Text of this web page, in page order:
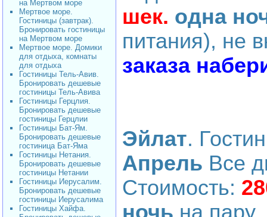
на Мертвом море
Мертвое море.
Гостиницы (завтрак).
Бронировать гостиницы
на Мертвом море
Мертвое море. Домики
для отдыха, комнаты
для отдыха
Гостиницы Тель-Авив.
Бронировать дешевые
гостиницы Тель-Авива
Гостиницы Герцлия.
Бронировать дешевые
гостиницы Герцлии
Гостиницы Бат-Ям.
Бронировать дешевые
гостиница Бат-Яма
Гостиницы Нетания.
Бронировать дешевые
гостиницы Нетании
Гостиницы Иерусалим.
Бронировать дешевые
гостиницы Иерусалима
Гостиницы Хайфа.
шек. одна
питания), не
заказа
Эйлат.
Апрель Все
Стоимость:
ночь на пару